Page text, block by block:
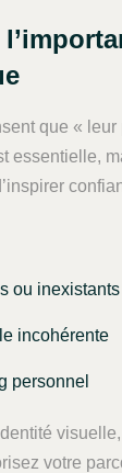
que «
essentielle,
ou inexistants
incohérente
personnel
votre